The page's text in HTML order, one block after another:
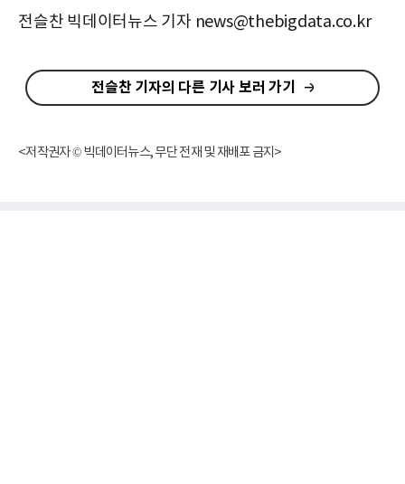
전슬찬 빅데이터뉴스 기자 news@thebigdata.co.kr
전슬찬 기자의 다른 기사 보러 가기
<저작권자 © 빅데이터뉴스, 무단 전재 및 재배포 금지>